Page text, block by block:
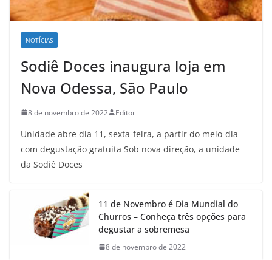
NOTÍCIAS
Sodiê Doces inaugura loja em
Nova Odessa, São Paulo
8 de novembro de 2022 Editor
Unidade abre dia 11, sexta-feira, a partir do meio-dia
com degustação gratuita Sob nova direção, a unidade
da Sodiê Doces
11 de Novembro é Dia Mundial do
Churros – Conheça três opções para
degustar a sobremesa
8 de novembro de 2022